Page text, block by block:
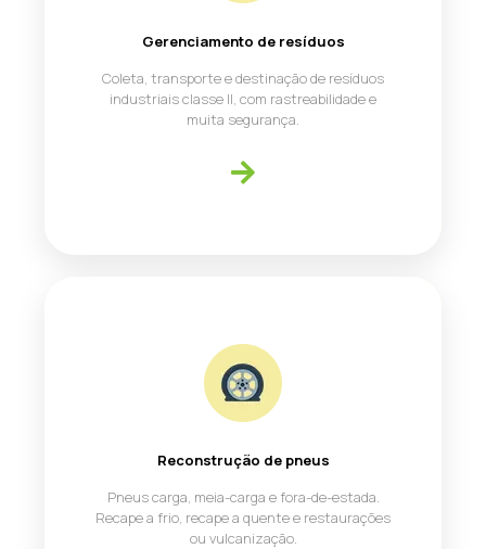
Gerenciamento de resíduos
Coleta, transporte e destinação de resíduos
industriais classe II, com rastreabilidade e
muita segurança.
Reconstrução de pneus
Pneus carga, meia-carga e fora-de-estada.
Recape a frio, recape a quente e restaurações
ou vulcanização.